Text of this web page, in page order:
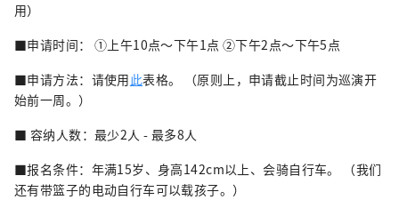
用）
■申请时间： ①上午10点～下午1点 ②下午2点～下午5点
■申请方法：请使用此表格。 （原则上，申请截止时间为巡演开
始前一周。）
■ 容纳人数：最少2人 - 最多8人
■报名条件：年满15岁、身高142cm以上、会骑自行车。 （我们
还有带篮子的电动自行车可以载孩子。）